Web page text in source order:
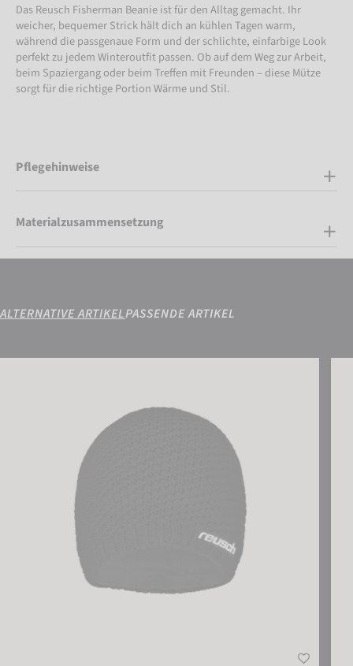
Das Reusch Fisherman Beanie ist für den Alltag gemacht. Ihr
weicher, bequemer Strick hält dich an kühlen Tagen warm,
während die passgenaue Form und der schlichte, einfarbige Look
perfekt zu jedem Winteroutfit passen. Ob auf dem Weg zur Arbeit,
beim Spaziergang oder beim Treffen mit Freunden – diese Mütze
sorgt für die richtige Portion Wärme und Stil.
Pflegehinweise
Materialzusammensetzung
ALTERNATIVE ARTIKELPASSENDE ARTIKEL